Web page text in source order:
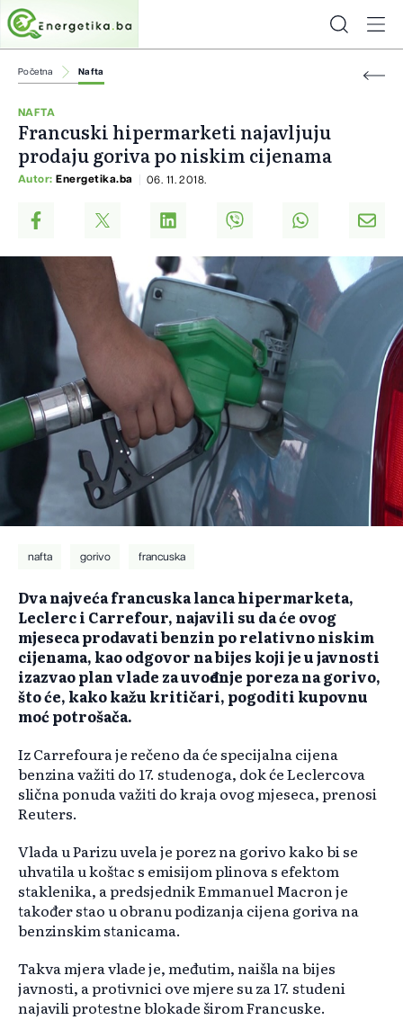
Početna Nafta
NAFTA
Francuski hipermarketi najavljuju
prodaju goriva po niskim cijenama
Autor: Energetika.ba 06. 11. 2018.
nafta gorivo francuska
Dva najveća francuska lanca hipermarketa,
Leclerc i Carrefour, najavili su da će ovog
mjeseca prodavati benzin po relativno niskim
cijenama, kao odgovor na bijes koji je u javnosti
izazvao plan vlade za uvođenje poreza na gorivo,
što će, kako kažu kritičari, pogoditi kupovnu
moć potrošača.
Iz Carrefoura je rečeno da će specijalna cijena
benzina važiti do 17. studenoga, dok će Leclercova
slična ponuda važiti do kraja ovog mjeseca, prenosi
Reuters.
Vlada u Parizu uvela je porez na gorivo kako bi se
uhvatila u koštac s emisijom plinova s efektom
staklenika, a predsjednik Emmanuel Macron je
također stao u obranu podizanja cijena goriva na
benzinskim stanicama.
Takva mjera vlade je, međutim, naišla na bijes
javnosti, a protivnici ove mjere su za 17. studeni
najavili protestne blokade širom Francuske.